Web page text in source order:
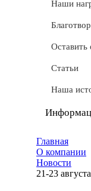
Доставка
Условные
Документы
Обмен и
Частые
Наши
Оставить
Статьи
Наша
Мы
Удаление
Главная
О компании
Новости
21-23